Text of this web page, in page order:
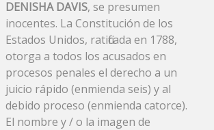
DENISHA DAVIS, se presumen
inocentes. La Constitución de los
Estados Unidos, ratificada en 1788,
otorga a todos los acusados ​​en
procesos penales el derecho a un
juicio rápido (enmienda seis) y al
debido proceso (enmienda catorce).
El nombre y / o la imagen de